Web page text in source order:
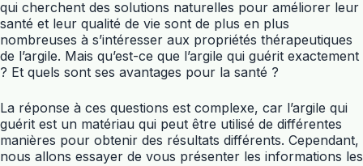
qui cherchent des solutions naturelles pour améliorer leur
santé et leur qualité de vie sont de plus en plus
nombreuses à s’intéresser aux propriétés thérapeutiques
de l’argile. Mais qu’est-ce que l’argile qui guérit exactement
? Et quels sont ses avantages pour la santé ?
La réponse à ces questions est complexe, car l’argile qui
guérit est un matériau qui peut être utilisé de différentes
manières pour obtenir des résultats différents. Cependant,
nous allons essayer de vous présenter les informations les